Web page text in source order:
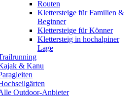
Routen
Klettersteige für Familien &
Beginner
Klettersteige für Könner
Klettersteig in hochalpiner
Lage
& Kanu
Outdoor-Anbieter